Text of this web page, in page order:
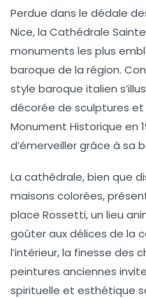
Perdue dans le dédale
Nice, la Cathédrale
monuments les plus
baroque de la région.
style baroque italien
décorée de sculptures
Monument Historique en
d’émerveiller grâce à sa
La cathédrale, bien que
maisons colorées,
place Rossetti, un lieu
goûter aux délices de la
l’intérieur, la finesse des
peintures anciennes
spirituelle et esthétique